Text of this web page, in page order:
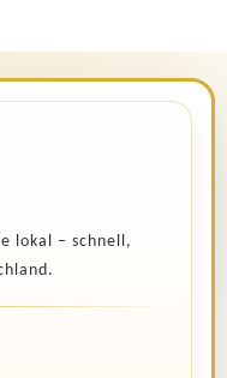
lokal – schnell,